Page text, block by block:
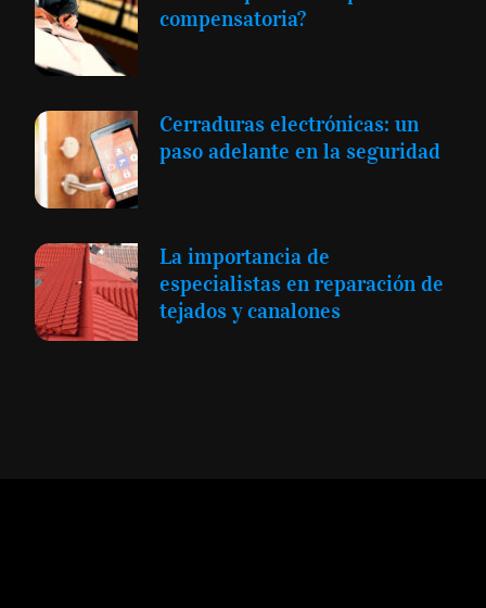
compensatoria?
Cerraduras electrónicas: un
paso adelante en la seguridad
La importancia de
especialistas en reparación de
tejados y canalones